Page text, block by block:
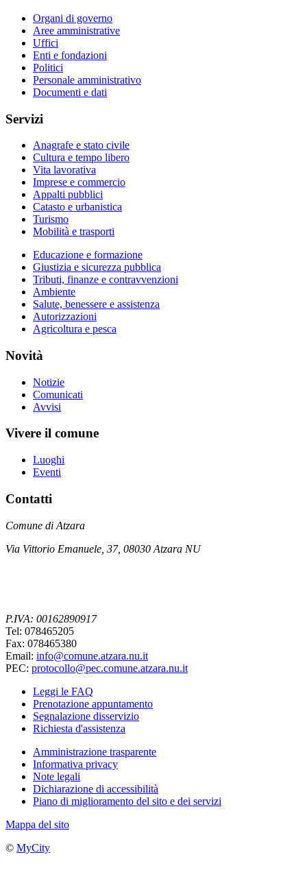
Organi di governo
Aree amministrative
Uffici
Enti e fondazioni
Politici
Personale amministrativo
Documenti e dati
Servizi
Anagrafe e stato civile
Cultura e tempo libero
Vita lavorativa
Imprese e commercio
Appalti pubblici
Catasto e urbanistica
Turismo
Mobilità e trasporti
Educazione e formazione
Giustizia e sicurezza pubblica
Tributi, finanze e contravvenzioni
Ambiente
Salute, benessere e assistenza
Autorizzazioni
Agricoltura e pesca
Novità
Notizie
Comunicati
Avvisi
Vivere il comune
Luoghi
Eventi
Contatti
Comune di Atzara
Via Vittorio Emanuele, 37, 08030 Atzara NU
P.IVA: 00162890917
Tel: 078465205
Fax: 078465380
Email: info@comune.atzara.nu.it
PEC: protocollo@pec.comune.atzara.nu.it
Leggi le FAQ
Prenotazione appuntamento
Segnalazione disservizio
Richiesta d'assistenza
Amministrazione trasparente
Informativa privacy
Note legali
Dichiarazione di accessibilità
Piano di miglioramento del sito e dei servizi
Mappa del sito
© MyCity